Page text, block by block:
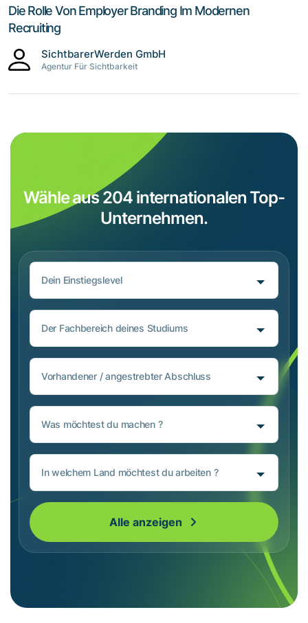
Die Rolle Von Employer Branding Im Modernen
Recruiting
SichtbarerWerden GmbH
Agentur Für Sichtbarkeit
Wähle aus 204 internationalen Top-
Unternehmen.
Dein Einstiegslevel
Was möchtest du machen ?
Der Fachbereich deines Studiums
In welchem Land möchtest du arbeiten ?
Vorhandener / angestrebter Abschluss
Alle anzeigen